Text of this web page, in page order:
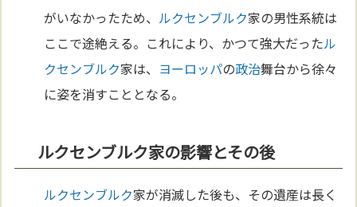
がいなかったため、 ルクセンブルク家の男性系統は
ここで途絶える。これにより、かつて強大だったル
クセンブルク家は、 ヨーロッパの政治舞台から徐々
に姿を消すこととなる。
ルクセンブルク家の影響とその後
ルクセンブルク家が消滅した後も、その遺産は長く